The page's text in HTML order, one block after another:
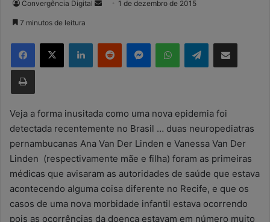
Convergência Digital
-
m
a
i
l
1 de dezembro de 2015
7 minutos de leitura
Telegram
Veja a forma inusitada como uma nova epidemia foi
detectada recentemente no Brasil … duas neuropediatras
pernambucanas Ana Van Der Linden e Vanessa Van Der
Linden (respectivamente mãe e filha) foram as primeiras
médicas que avisaram as autoridades de saúde que estava
acontecendo alguma coisa diferente no Recife, e que os
casos de uma nova morbidade infantil estava ocorrendo
pois as ocorrências da doença estavam em número muito